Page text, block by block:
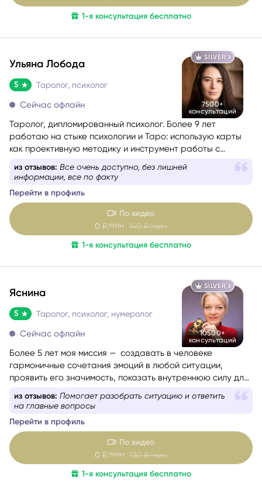
1-я консультация бесплатно
SILVER
7500+
консультаций
Ульяна Лобода
5 Таролог, психолог
Сейчас офлайн
Таролог, дипломированный психолог. Более 9 лет
работаю на стыке психологии и Таро: использую карты
как проективную методику и инструмент работы с
из отзывов: Все очень доступно, без лишней
информации, все по факту
Перейти в профиль
По видео
0 ₽/мин140 ₽/мин
1-я консультация бесплатно
SILVER
10500+
консультаций
Яснина
5 Таролог, психолог, нумеролог
Сейчас офлайн
Более 5 лет моя миссия — создавать в человеке
гармоничные сочетания эмоций в любой ситуации,
проявить его значимость, показать внутреннюю силу для
самопомощи, сбалансировать энергии в зависимости от
ситуации.
из отзывов: Появилось больше уверенности в
действиях
Перейти в профиль
По видео
0 ₽/мин 130 ₽/мин
1-я консультация бесплатно